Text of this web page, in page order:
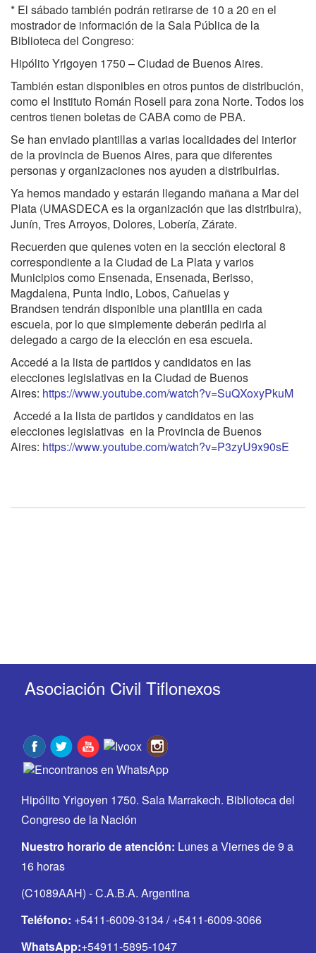
* El sábado también podrán retirarse de 10 a 20 en el
mostrador de información de la Sala Pública de la
Biblioteca del Congreso:
Hipólito Yrigoyen 1750 – Ciudad de Buenos Aires.
También estan disponibles en otros puntos de distribución,
como el Instituto Román Rosell para zona Norte. Todos los
centros tienen boletas de CABA como de PBA.
Se han enviado plantillas a varias localidades del interior
de la provincia de Buenos Aires, para que diferentes
personas y organizaciones nos ayuden a distribuirlas.
Ya hemos mandado y estarán llegando mañana a Mar del
Plata (UMASDECA es la organización que las distribuira),
Junín, Tres Arroyos, Dolores, Lobería, Zárate.
Recuerden que quienes voten en la sección electoral 8
correspondiente a la Ciudad de La Plata y varios
Municipios como Ensenada, Ensenada, Berisso,
Magdalena, Punta Indio, Lobos, Cañuelas y
Brandsen tendrán disponible una plantilla en cada
escuela, por lo que simplemente deberán pedirla al
delegado a cargo de la elección en esa escuela.
Accedé a la lista de partidos y candidatos en las
elecciones legislativas en la Ciudad de Buenos
Aires: https://www.youtube.com/watch?v=SuQXoxyPkuM
Accedé a la lista de partidos y candidatos en las
elecciones legislativas en la Provincia de Buenos
Aires: https://www.youtube.com/watch?v=P3zyU9x90sE
Asociación Civil Tiflonexos
Hipólito Yrigoyen 1750. Sala Marrakech. Biblioteca del
Congreso de la Nación
Nuestro horario de atención: Lunes a Viernes de 9 a
16 horas
(C1089AAH) - C.A.B.A. Argentina
Teléfono: +5411-6009-3134 / +5411-6009-3066
WhatsApp:+54911-5895-1047